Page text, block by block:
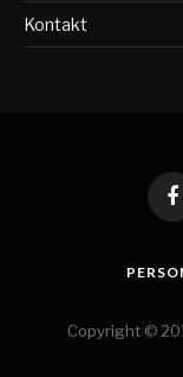
Kontakt
Copyright ©